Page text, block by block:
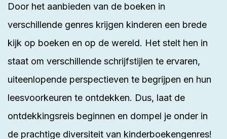
Door het aanbieden van de boeken in
verschillende genres krijgen kinderen een brede
kijk op boeken en op de wereld. Het stelt hen in
staat om verschillende schrijfstijlen te ervaren,
uiteenlopende perspectieven te begrijpen en hun
leesvoorkeuren te ontdekken. Dus, laat de
ontdekkingsreis beginnen en dompel je onder in
de prachtige diversiteit van kinderboekengenres!